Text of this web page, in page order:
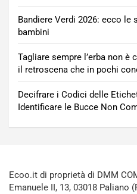
Bandiere Verdi 2026: ecco le
bambini
Tagliare sempre l’erba non
il retroscena che in pochi
Decifrare i Codici delle
Identificare le Bucce Non
Ecoo.it di proprietà di DMM
Emanuele II, 13, 03018 Paliano